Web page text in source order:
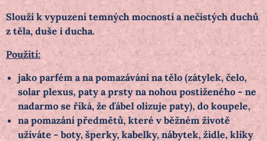
Slouží k vypuzení temných mocností a nečistých duchů
z těla, duše i ducha.
Použití:
jako parfém a na pomazávání na tělo (zátylek, čelo,
solar plexus, paty a prsty na nohou postiženého - ne
nadarmo se říká, že ďábel olizuje paty), do koupele,
na pomazání předmětů, které v běžném životě
užíváte - boty, šperky, kabelky, nábytek, židle, kliky